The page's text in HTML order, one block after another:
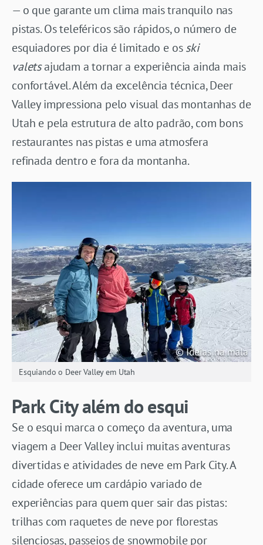
— o que garante um clima mais tranquilo nas
pistas. Os teleféricos são rápidos, o número de
esquiadores por dia é limitado e osski
valetsajudam a tornar a experiência ainda mais
confortável. Além da excelência técnica, Deer
Valley impressiona pelo visual das montanhas de
Utah e pela estrutura de alto padrão, com bons
restaurantes nas pistas e uma atmosfera
refinada dentro e fora da montanha.
Esquiando o Deer Valley em Utah
Park City além do esqui
Se o esqui marca o começo da aventura, uma
viagem a Deer Valley inclui muitas aventuras
divertidas e atividades de neve em Park City. A
cidade oferece um cardápio variado de
experiências para quem quer sair das pistas:
trilhas com raquetes de neve por florestas
silenciosas, passeios de snowmobile por